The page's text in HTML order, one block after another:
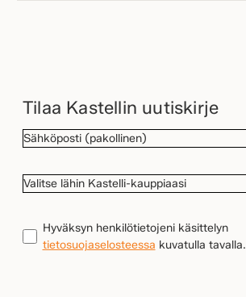
Tilaa Kastellin uutiskirje
SÄHKÖPOSTI(Pakollinen)
VALITSE
KAUPPIAASI
TIETOSUOJA(Pakollinen)
Hyväksyn henkilötietojeni käsittelyn
tietosuojaselosteessa kuvatulla tavalla.